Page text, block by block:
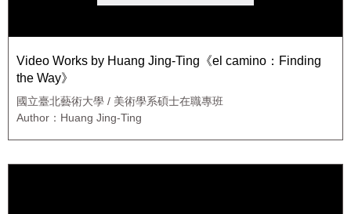
Video Works by Huang Jing-Ting《el camino：Finding
the Way》
國立臺北藝術大學 / 美術學系碩士在職專班
Author：Huang Jing-Ting